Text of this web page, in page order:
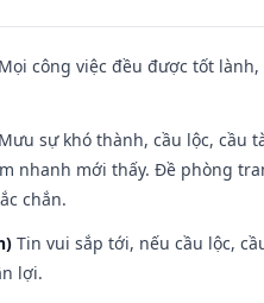
Mọi công việc đều được tốt
Mưu sự khó thành, cầu lộc, cầu
nhanh mới thấy. Đề phòng
chắn.
Tin vui sắp tới, nếu cầu lộc,
lợi.